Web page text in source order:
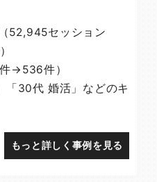
52,945セッション
→536件）
「30代 婚活」などのキ
もっと詳しく事例を見る